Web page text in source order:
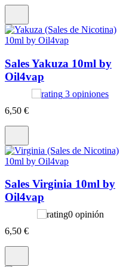
Sales Yakuza 10ml by
Oil4vap
3 opiniones
6,50 €
Sales Virginia 10ml by
Oil4vap
0 opinión
6,50 €